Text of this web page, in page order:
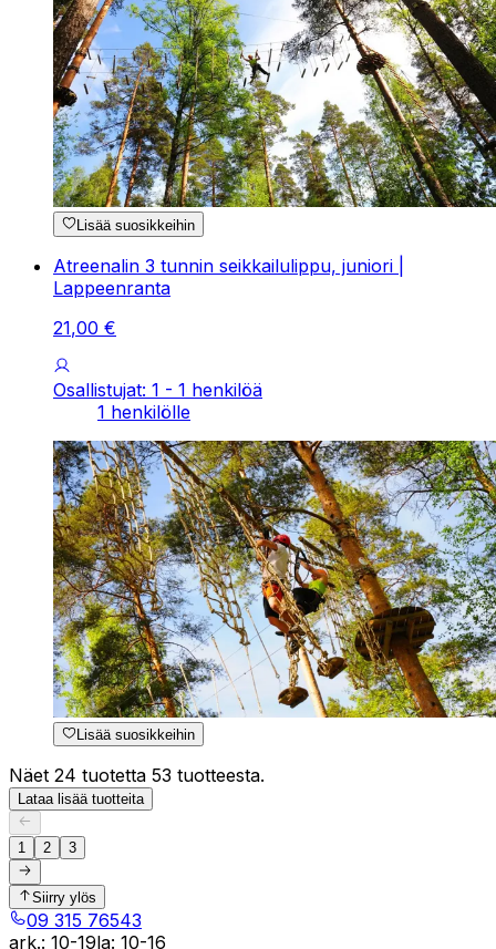
Lisää suosikkeihin
Atreenalin 3 tunnin seikkailulippu, juniori |
Lappeenranta
21,00 €
Osallistujat: 1 - 1 henkilöä
1 henkilölle
Lisää suosikkeihin
Näet 24 tuotetta 53 tuotteesta.
Lataa lisää tuotteita
1 2 3
Siirry ylös
09 315 76543
ark.: 10-19la: 10-16